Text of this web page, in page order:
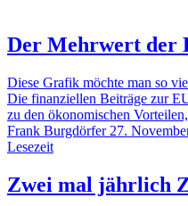
Der Mehrwert der
Diese Grafik möchte man so
Die finanziellen Beiträge zur
zu den ökonomischen
Frank Burgdörfer 27.
Lesezeit
Zwei mal jährlich